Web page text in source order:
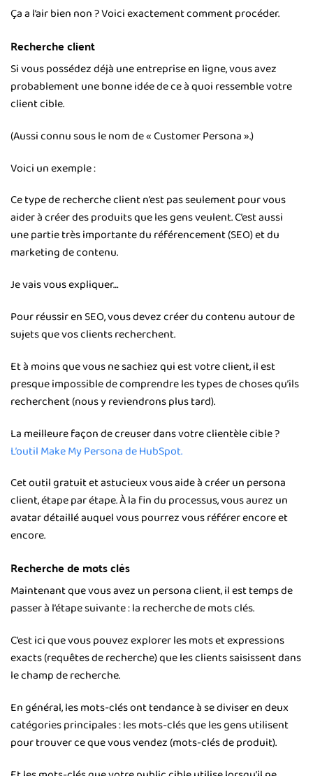
Ça a l’air bien non ? Voici exactement comment procéder.
Recherche client
Si vous possédez déjà une entreprise en ligne, vous avez
probablement une bonne idée de ce à quoi ressemble votre
client cible.
(Aussi connu sous le nom de « Customer Persona ».)
Voici un exemple :
Ce type de recherche client n’est pas seulement pour vous
aider à créer des produits que les gens veulent. C’est aussi
une partie très importante du référencement (SEO) et du
marketing de contenu.
Je vais vous expliquer…
Pour réussir en SEO, vous devez créer du contenu autour de
sujets que vos clients recherchent.
Et à moins que vous ne sachiez qui est votre client, il est
presque impossible de comprendre les types de choses qu’ils
recherchent (nous y reviendrons plus tard).
La meilleure façon de creuser dans votre clientèle cible ?
L’outil Make My Persona de HubSpot.
Cet outil gratuit et astucieux vous aide à créer un persona
client, étape par étape. À la fin du processus, vous aurez un
avatar détaillé auquel vous pourrez vous référer encore et
encore.
Recherche de mots clés
Maintenant que vous avez un persona client, il est temps de
passer à l’étape suivante : la recherche de mots clés.
C’est ici que vous pouvez explorer les mots et expressions
exacts (requêtes de recherche) que les clients saisissent dans
le champ de recherche.
En général, les mots-clés ont tendance à se diviser en deux
catégories principales : les mots-clés que les gens utilisent
pour trouver ce que vous vendez (mots-clés de produit).